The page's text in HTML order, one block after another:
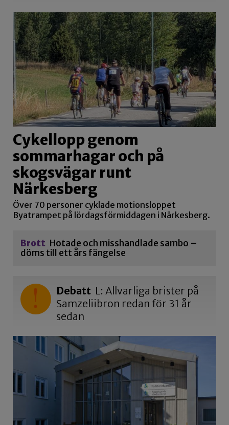
Cykellopp genom
sommarhagar och på
skogsvägar runt
Närkesberg
Över 70 personer cyklade motionsloppet
Byatrampet på lördagsförmiddagen i Närkesberg.
Brott Hotade och misshandlade sambo –
döms till ett års fängelse
Debatt L: Allvarliga brister på
Samzeliibron redan för 31 år
sedan